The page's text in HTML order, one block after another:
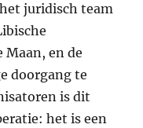
juridisch team
Maan, en de
doorgang te
is dit
het is een